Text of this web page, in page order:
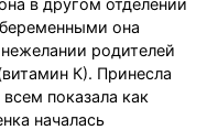
в другом отделении
она
родителей
К). Принесла
показала как
началась